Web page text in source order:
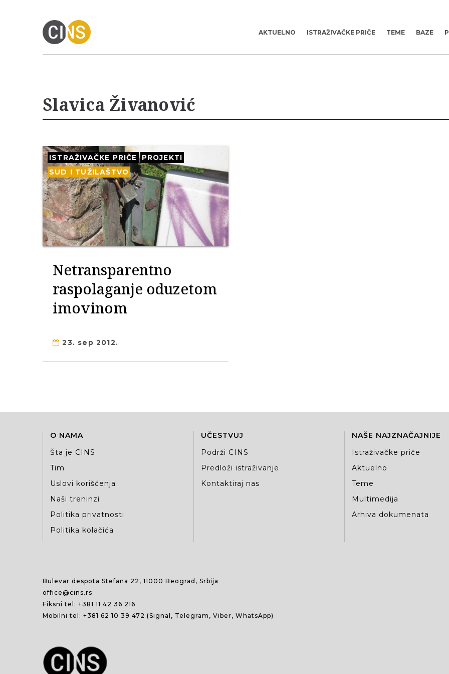
AKTUELNO ISTRAŽIVAČKE PRIČE TEME BAZE
Slavica Živanović
ISTRAŽIVAČKE PRIČE
PROJEKTI
SUD I TUŽILAŠTVO
Netransparentno
raspolaganje oduzetom
imovinom
23. sep 2012.
O NAMA
Šta je CINS
Tim
Uslovi korišćenja
Naši treninzi
Politika privatnosti
Politika kolačića
UČESTVUJ
Podrži CINS
Predloži istraživanje
Kontaktiraj nas
NAŠE NAJZNAČAJNIJE
Istraživačke priče
Aktuelno
Teme
Multimedija
Arhiva dokumenata
Bulevar despota Stefana 22, 11000 Beograd, Srbija
office@cins.rs
Fiksni tel: +381 11 42 36 216
Mobilni tel: +381 62 10 39 472 (Signal, Telegram, Viber, WhatsApp)